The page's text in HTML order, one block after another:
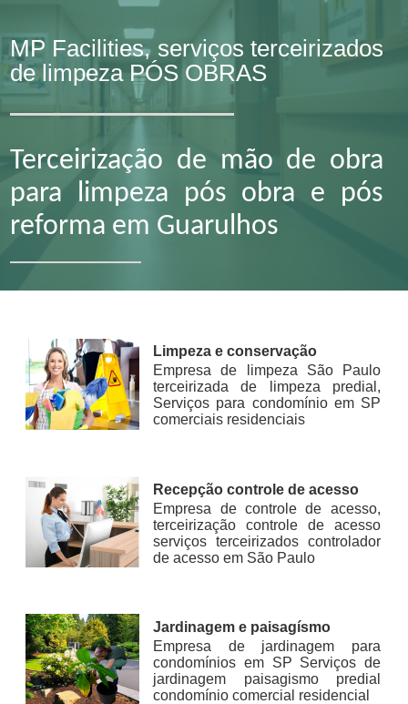
MP Facilities, serviços terceirizados
de limpeza PÓS OBRAS
Terceirização de mão de obra
para limpeza pós obra e pós
reforma em Guarulhos
Limpeza e conservação
Empresa de limpeza São Paulo
terceirizada de limpeza predial,
Serviços para condomínio em SP
comerciais residenciais
Recepção controle de acesso
Empresa de controle de acesso,
terceirização controle de acesso
serviços terceirizados controlador
de acesso em São Paulo
Jardinagem e paisagísmo
Empresa de jardinagem para
condomínios em SP Serviços de
jardinagem paisagismo predial
condomínio comercial residencial